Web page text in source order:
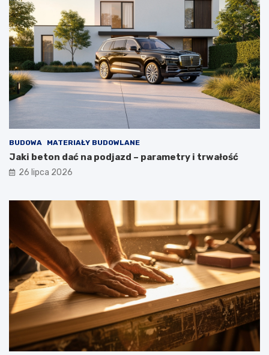
BUDOWA MATERIAŁY BUDOWLANE
Jaki beton dać na podjazd – parametry i trwałość
26 lipca 2026